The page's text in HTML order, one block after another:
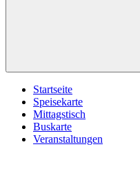
Startseite
Speisekarte
Mittagstisch
Buskarte
Veranstaltungen